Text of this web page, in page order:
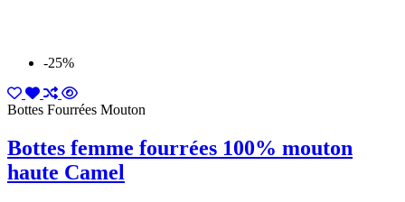
-25%
Bottes Fourrées Mouton
Bottes femme fourrées 100% mouton
haute Camel